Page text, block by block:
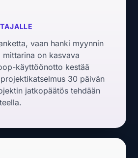
vaan hanki myynnin
mittarina on kasvava
käyttöönotto kestää
30 päivän
jatkopäätös tehdään